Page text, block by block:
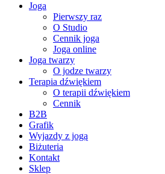
Joga
Pierwszy raz
O Studio
Cennik joga
Joga online
Joga twarzy
O jodze twarzy
Terapia dźwiękiem
O terapii dźwiękiem
Cennik
B2B
Grafik
Wyjazdy z jogą
Biżuteria
Kontakt
Sklep